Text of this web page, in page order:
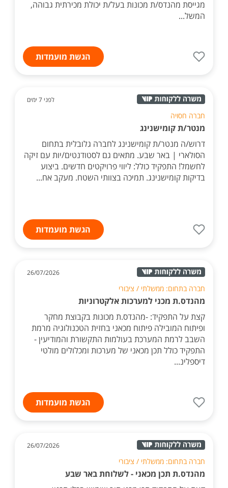
מגייסת מהנדס/ת מכונות בעל/ת יכולת מכירתית גבוהה,
המשל...
הגשת מועמדות
לפני 7 ימים
חברה חסויה
מנטר/ת קומישנינג
דרוש/ה מנטר/ת קומישנינג לחברה גלובלית בתחום
הסולארי | באר שבע. מתאים גם לסטודנטים/יות עם זיקה
לחשמל! התפקיד כולל: ליווי פרויקטים חדשים. ביצוע
בדיקות קומישנינג. תמיכה בצוותי השטח. מעקב אח...
הגשת מועמדות
26/07/2026
חברה בתחום: ממשלתי / ציבורי
מהנדס.ת מכני למערכות אלקטרוניות
קצת על התפקיד: -מהנדס.ת מכונות בקבוצת מחקר
ופיתוח המובילה פיתוח מכאני בחזית הטכנולוגיה מרמת
השבב לרמת המערכת בעולמות התקשורת והמודיעין -
התפקיד כולל תכן מכאני של מערכות ומכלולים מולטי
דיספלינ...
הגשת מועמדות
26/07/2026
חברה בתחום: ממשלתי / ציבורי
מהנדס.ת תכן מכאני - לשלוחת באר שבע